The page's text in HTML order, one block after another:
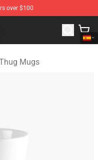
over $100
Thug Merchandise Store
Mugs